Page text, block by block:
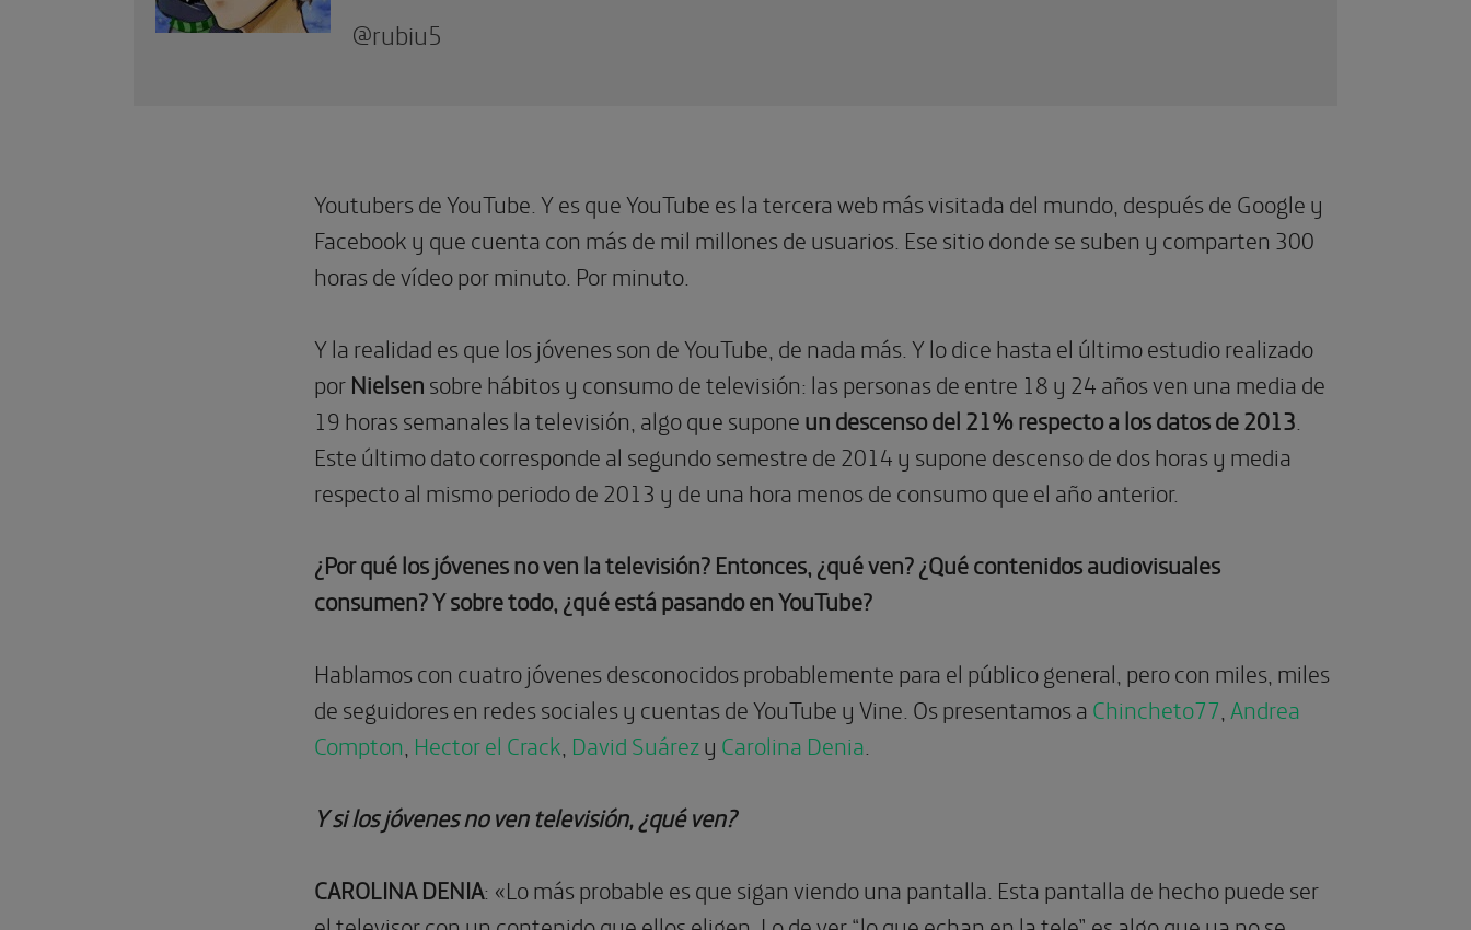
@rubiu5
Youtubers de YouTube. Y es que YouTube es la tercera web más visitada del mundo, después de Google y
Facebook y que cuenta con más de mil millones de usuarios. Ese sitio donde se suben y comparten 300
horas de vídeo por minuto. Por minuto.
Y la realidad es que los jóvenes son de YouTube, de nada más. Y lo dice hasta el último estudio realizado
porNielsensobre hábitos y consumo de televisión: las personas de entre 18 y 24 años ven una media de
19 horas semanales la televisión, algo que suponeun descenso del 21% respecto a los datos de 2013
Este último dato corresponde al segundo semestre de 2014 y supone descenso de dos horas y media
respecto al mismo periodo de 2013 y de una hora menos de consumo que el año anterior.
¿Por qué los jóvenes no ven la televisión? Entonces, ¿qué ven? ¿Qué contenidos audiovisuales
consumen? Y sobre todo, ¿qué está pasando en YouTube?
Hablamos con cuatro jóvenes desconocidos probablemente para el público general, pero con miles, miles
de seguidores en redes sociales y cuentas de YouTube y Vine. Os presentamos a Chincheto77 Andrea
Compton Hector el Crack David Suárezy Carolina Denia
Y si los jóvenes no ven televisión, ¿qué ven?
CAROLINA DENIA: «Lo más probable es que sigan viendo una pantalla. Esta pantalla de hecho puede ser